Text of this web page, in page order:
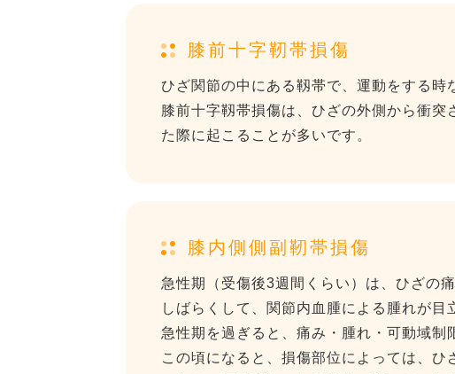
膝前十字靭帯損傷
ひざ関節の中にある靱帯で、運動をする時
膝前十字靱帯損傷は、ひざの外側から衝
た際に起こることが多いです。
膝内側側副靭帯損傷
急性期（受傷後3週間くらい）は、ひざの
しばらくして、関節内血腫による腫れが目
急性期を過ぎると、痛み・腫れ・可動域制
この頃になると、損傷部位によっては、ひ